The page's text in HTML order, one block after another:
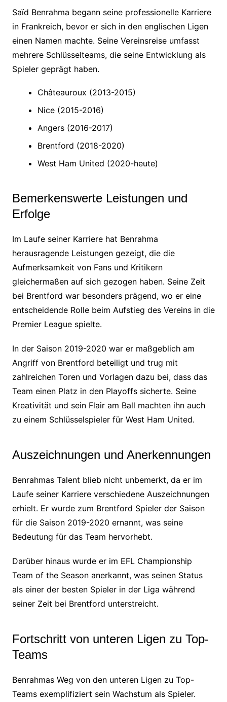
Saïd Benrahma begann seine professionelle Karriere
in Frankreich, bevor er sich in den englischen Ligen
einen Namen machte. Seine Vereinsreise umfasst
mehrere Schlüsselteams, die seine Entwicklung als
Spieler geprägt haben.
Châteauroux (2013-2015)
Nice (2015-2016)
Angers (2016-2017)
Brentford (2018-2020)
West Ham United (2020-heute)
Bemerkenswerte Leistungen und
Erfolge
Im Laufe seiner Karriere hat Benrahma
herausragende Leistungen gezeigt, die die
Aufmerksamkeit von Fans und Kritikern
gleichermaßen auf sich gezogen haben. Seine Zeit
bei Brentford war besonders prägend, wo er eine
entscheidende Rolle beim Aufstieg des Vereins in die
Premier League spielte.
In der Saison 2019-2020 war er maßgeblich am
Angriff von Brentford beteiligt und trug mit
zahlreichen Toren und Vorlagen dazu bei, dass das
Team einen Platz in den Playoffs sicherte. Seine
Kreativität und sein Flair am Ball machten ihn auch
zu einem Schlüsselspieler für West Ham United.
Auszeichnungen und Anerkennungen
Benrahmas Talent blieb nicht unbemerkt, da er im
Laufe seiner Karriere verschiedene Auszeichnungen
erhielt. Er wurde zum Brentford Spieler der Saison
für die Saison 2019-2020 ernannt, was seine
Bedeutung für das Team hervorhebt.
Darüber hinaus wurde er im EFL Championship
Team of the Season anerkannt, was seinen Status
als einer der besten Spieler in der Liga während
seiner Zeit bei Brentford unterstreicht.
Fortschritt von unteren Ligen zu Top-
Teams
Benrahmas Weg von den unteren Ligen zu Top-
Teams exemplifiziert sein Wachstum als Spieler.